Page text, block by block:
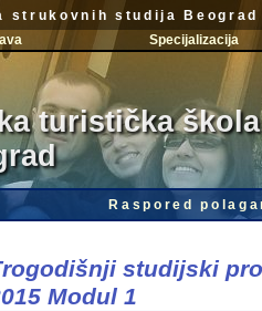
studija Beograd
Specijalizacija
turistička
Raspored
studijski
Modul 1